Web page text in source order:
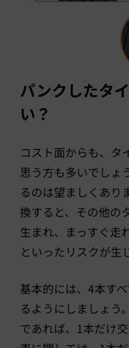
パンクしたタ
い？
コスト面からも、タ
思う方も多いでしょ
るのは望ましくあり
換すると、その他の
生まれ、まっすぐ走
といったリスクが生
基本的には、4本す
るようにしましょう
であれば、1本だけ